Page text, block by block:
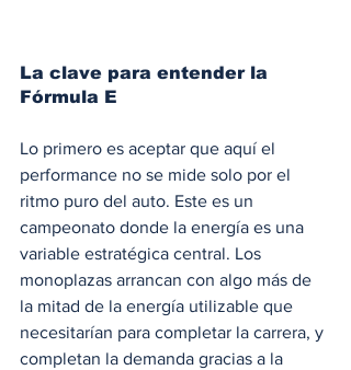
La clave para entender la
Fórmula E
Lo primero es aceptar que aquí el
performance no se mide solo por el
ritmo puro del auto. Este es un
campeonato donde la energía es una
variable estratégica central. Los
monoplazas arrancan con algo más de
la mitad de la energía utilizable que
necesitarían para completar la carrera, y
completan la demanda gracias a la